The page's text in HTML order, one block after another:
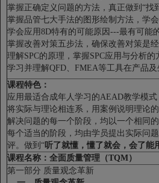
掌握正确定义问题的方法，真正做到“找
掌握品管七大手法的图形绘制方法，学
学会应用8D特有的可能原因---最有可能
掌握改善对策五步法，确保改善对策是
理解SPC的原理，掌握SPC应用与分析的
学习并理解QFD、FMEA等工具在产品及
课程特色：
应用最适合成年人学习的AEAD教学模式
将实际与理论相连系，用案例说明理论
解决问题的每一个阶段，均以一个相同
每个适当的阶段，均由学员提出实际问
评。做到“听了就懂，懂了就会，会了能
课程名称： 全面质量管理（TQM）
第一部分 质量观念革新